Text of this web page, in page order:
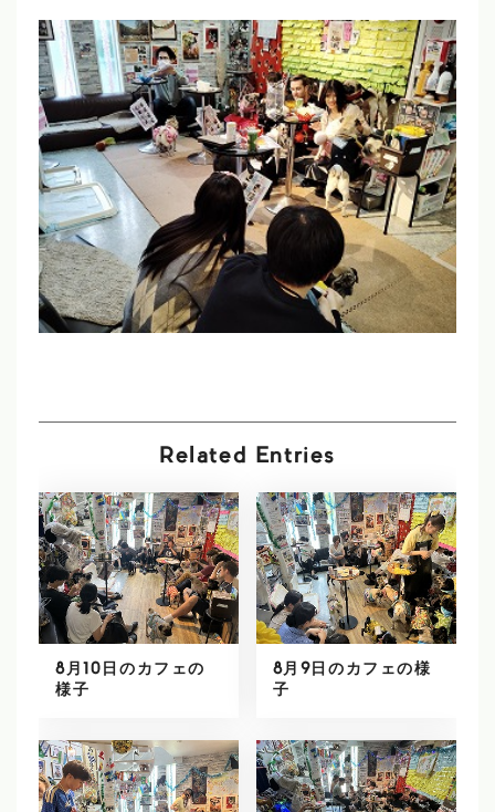
Related Entries
8月10日のカフェの
様子
8月9日のカフェの様
子